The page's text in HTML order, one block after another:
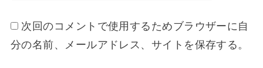
次回のコメントで使用するためブラウザーに自
分の名前、メールアドレス、サイトを保存する。